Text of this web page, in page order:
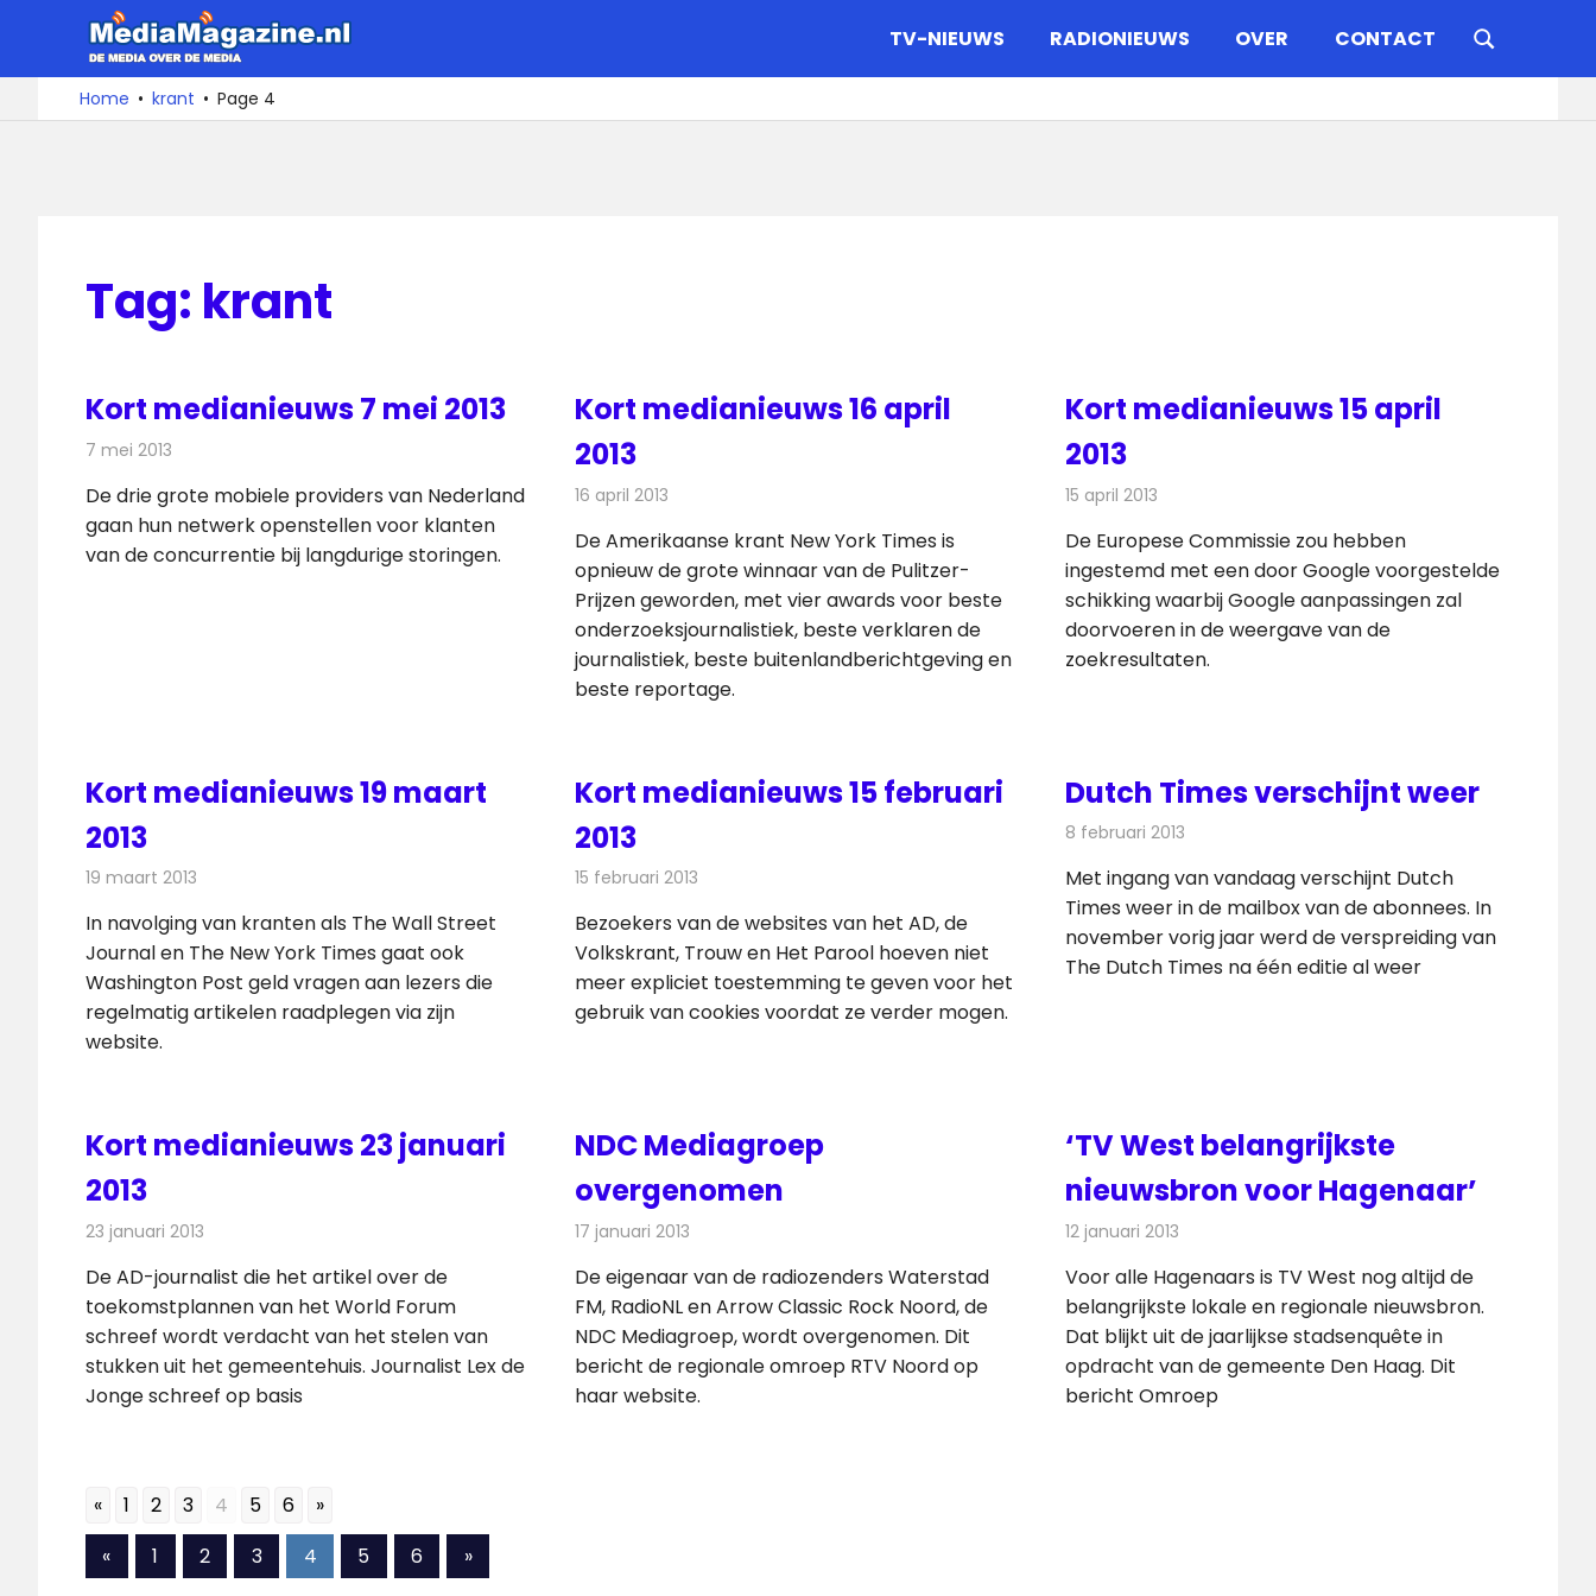
de
De
media
over
TV-NIEUWS RADIONIEUWS OVER CONTACT
Home krant Page 4
Tag: krant
Kort medianieuws 7 mei 2013
7 mei 2013
De drie grote mobiele providers van Nederland
gaan hun netwerk openstellen voor klanten
van de concurrentie bij langdurige storingen.
Kort medianieuws 16 april
2013
16 april 2013
De Amerikaanse krant New York Times is
opnieuw de grote winnaar van de Pulitzer-
Prijzen geworden, met vier awards voor beste
onderzoeksjournalistiek, beste verklaren de
journalistiek, beste buitenlandberichtgeving en
beste reportage.
Kort medianieuws 15 april
2013
15 april 2013
De Europese Commissie zou hebben
ingestemd met een door Google voorgestelde
schikking waarbij Google aanpassingen zal
doorvoeren in de weergave van de
zoekresultaten.
Kort medianieuws 19 maart
2013
19 maart 2013
In navolging van kranten als The Wall Street
Journal en The New York Times gaat ook
Washington Post geld vragen aan lezers die
regelmatig artikelen raadplegen via zijn
website.
Kort medianieuws 15 februari
2013
15 februari 2013
Bezoekers van de websites van het AD, de
Volkskrant, Trouw en Het Parool hoeven niet
meer expliciet toestemming te geven voor het
gebruik van cookies voordat ze verder mogen.
Dutch Times verschijnt weer
8 februari 2013
Met ingang van vandaag verschijnt Dutch
Times weer in de mailbox van de abonnees. In
november vorig jaar werd de verspreiding van
The Dutch Times na één editie al weer
Kort medianieuws 23 januari
2013
23 januari 2013
De AD-journalist die het artikel over de
toekomstplannen van het World Forum
schreef wordt verdacht van het stelen van
stukken uit het gemeentehuis. Journalist Lex de
Jonge schreef op basis
NDC Mediagroep
overgenomen
17 januari 2013
De eigenaar van de radiozenders Waterstad
FM, RadioNL en Arrow Classic Rock Noord, de
NDC Mediagroep, wordt overgenomen. Dit
bericht de regionale omroep RTV Noord op
haar website.
‘TV West belangrijkste
nieuwsbron voor Hagenaar’
12 januari 2013
Voor alle Hagenaars is TV West nog altijd de
belangrijkste lokale en regionale nieuwsbron.
Dat blijkt uit de jaarlijkse stadsenquête in
opdracht van de gemeente Den Haag. Dit
bericht Omroep
« 1 2 3 4 5 6 »
Berichten
«Vorige
berichten
1 2 3 4 5 6
Volgende
berichten
»